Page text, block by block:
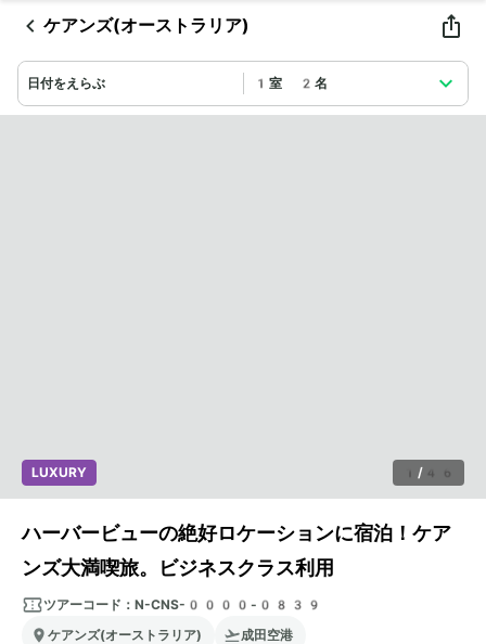
ケアンズ(オーストラリア)
日付をえらぶ 1室 2名
1 / 46
LUXURY
ハーバービューの絶好ロケーションに宿泊！ケア
ンズ大満喫旅。ビジネスクラス利用
ツアーコード： N-CNS-0000-0839
ケアンズ(オーストラリア)
成田空港